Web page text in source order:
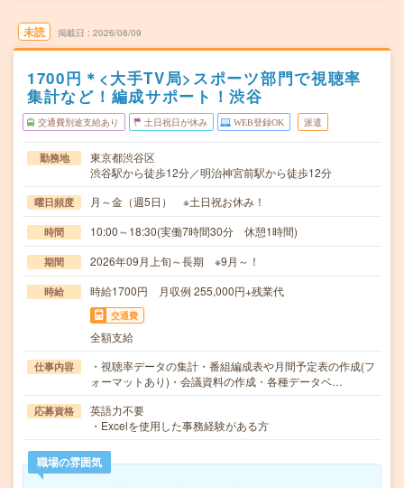
未読 掲載日 2026/08/09
1700円＊<大手TV局>スポーツ部門で視聴率
集計など！編成サポート！渋谷
交通費別途支給あり 土日祝日が休み WEB登録OK 派遣
勤務地
東京都渋谷区
渋谷駅から徒歩12分／明治神宮前駅から徒歩12分
曜日頻度 月～金（週5日） ※土日祝お休み！
時間 10:00～18:30(実働7時間30分 休憩1時間)
期間 2026年09月上旬～長期 ※9月～！
時給 時給1700円 月収例 255,000円+残業代
交通費
全額支給
仕事内容
・視聴率データの集計・番組編成表や月間予定表の作成(フ
ォーマットあり)・会議資料の作成・各種データベ…
応募資格
英語力不要
・Excelを使用した事務経験がある方
職場の雰囲気